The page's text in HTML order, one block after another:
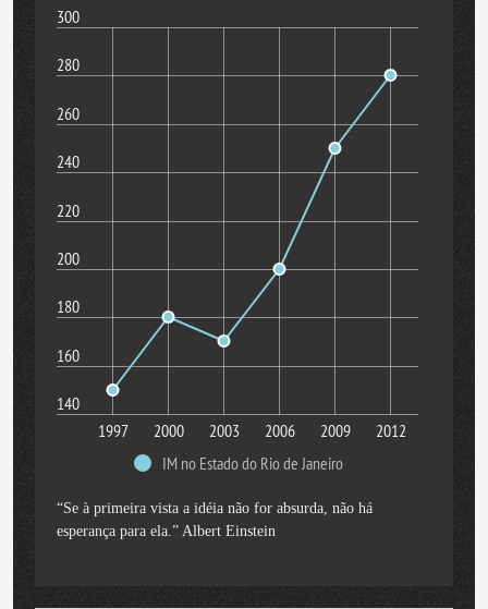
140
160
180
200
220
240
260
280
300
1997 2000 2003 2006 2009
2012
IM no Estado do Rio de Janeiro
“Se à primeira vista a idéia não for absurda, não há
esperança para ela.” Albert Einstein